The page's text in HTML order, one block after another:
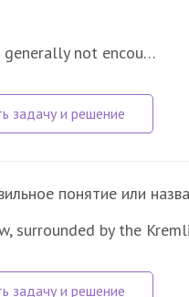
generally not encou…
понятие или
by the